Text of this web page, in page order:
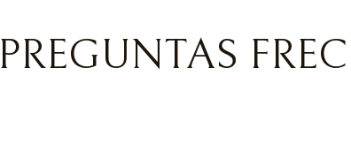
PREGUNTAS